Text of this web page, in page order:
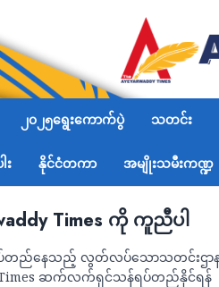
၂၀၂၅ရွေးကောက်ပွဲ သတင်း
း နိုင်ငံတကာ အမျိုးသမီးကဏ္ဍ
Times ကို ကူညီပါ
တည်နေသည့် လွတ်လပ်သောသတင်းဌာ
Times ဆက်လက်ရှင်သန်ရပ်တည်နိုင်ရန်